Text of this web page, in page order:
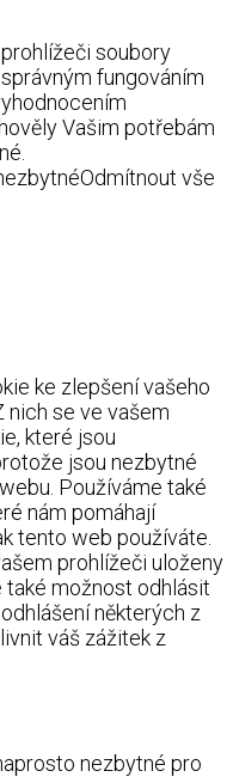
soubory
fungováním
Vašim potřebám
Odmítnout vše
ke zlepšení vašeho
nich se ve vašem
které jsou
jsou nezbytné
Používáme také
nám pomáhají
tento web používáte.
prohlížeči uloženy
možnost odhlásit
některých z
váš zážitek z
nezbytné pro